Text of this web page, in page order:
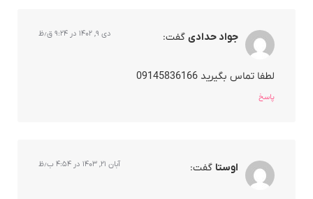
جواد حدادی گفت: دی ۹, ۱۴۰۲ در ۹:۲۴ ق٫ظ
لطفا تماس بگیرید 09145836166
پاسخ
اوستا گفت: آبان ۲۱, ۱۴۰۳ در ۴:۵۴ ب٫ظ